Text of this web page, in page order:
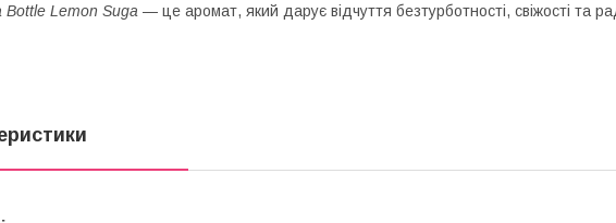
Bottle Lemon Suga — це аромат, який дарує відчуття безтурботності, свіжості та